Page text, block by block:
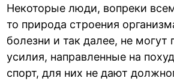
Некоторые люди, вопреки
то природа строения
болезни и так далее, не могут
усилия, направленные на
спорт, для них не дают